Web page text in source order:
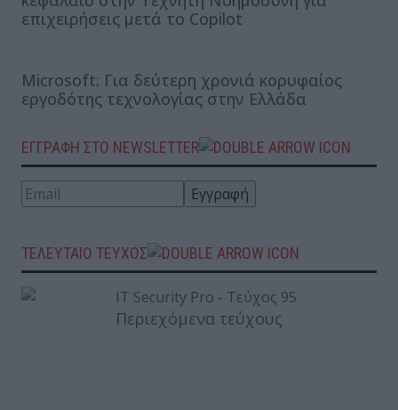
επιχειρήσεις μετά το Copilot
Microsoft: Για δεύτερη χρονιά κορυφαίος
εργοδότης τεχνολογίας στην Ελλάδα
ΕΓΓΡΑΦΗ ΣΤΟ NEWSLETTER
ΤΕΛΕΥΤΑΙΟ ΤΕΥΧΟΣ
Περιεχόμενα τεύχους